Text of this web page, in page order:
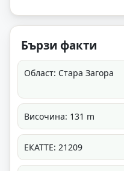
Бързи факти
Област: Стара Загора
Височина: 131 m
ЕКАТТЕ: 21209